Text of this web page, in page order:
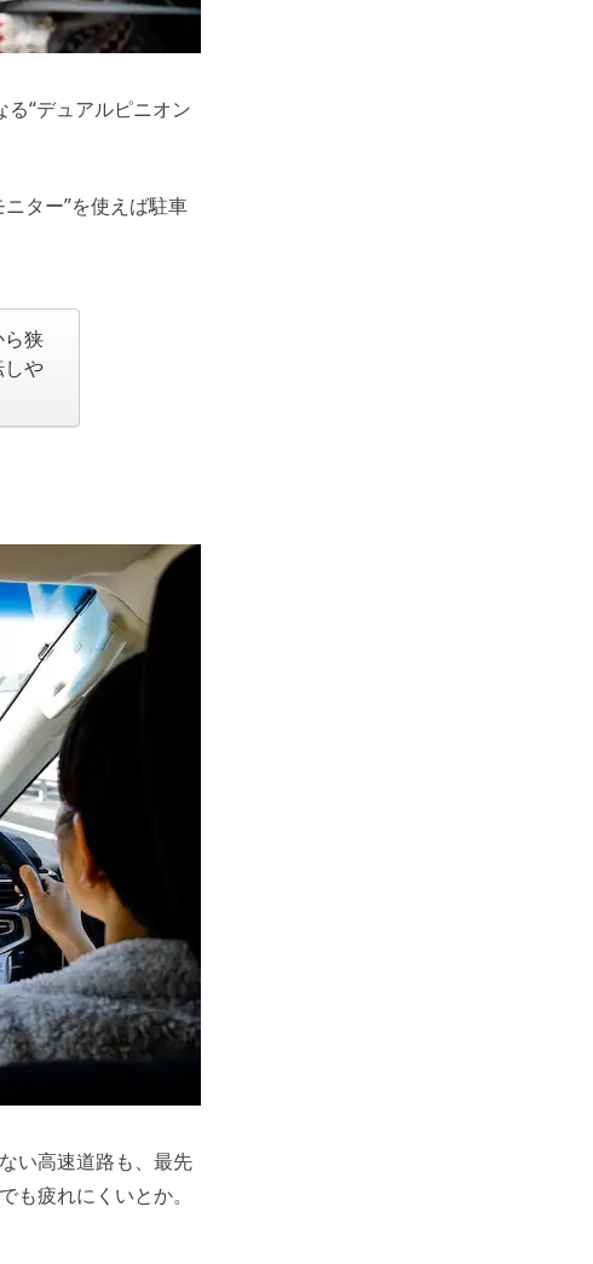
“デュアルピニオン
ター”を使えば駐車
狭
や
い高速道路も、最先
疲れにくいとか。